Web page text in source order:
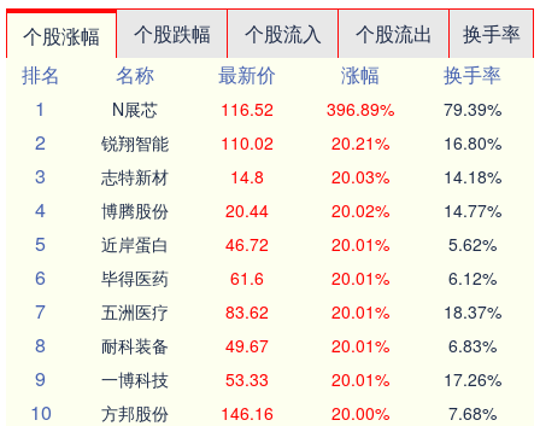
个股涨幅 个股跌幅 个股流入 个股流出
换手率
排名
名称 最新价 涨幅
换手率
1
N展芯 116.52 396.89% 79.39%
2 锐翔智能 110.02 20.21% 16.80%
3 志特新材 14.8 20.03% 14.18%
4 博腾股份 20.44 20.02% 14.77%
5 近岸蛋白 46.72 20.01% 5.62%
6 毕得医药 61.6 20.01% 6.12%
7 五洲医疗 83.62 20.01% 18.37%
8 耐科装备 49.67 20.01% 6.83%
9 一博科技 53.33 20.01% 17.26%
10 方邦股份 146.16 20.00% 7.68%